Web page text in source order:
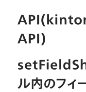
API)
ル内のフィ